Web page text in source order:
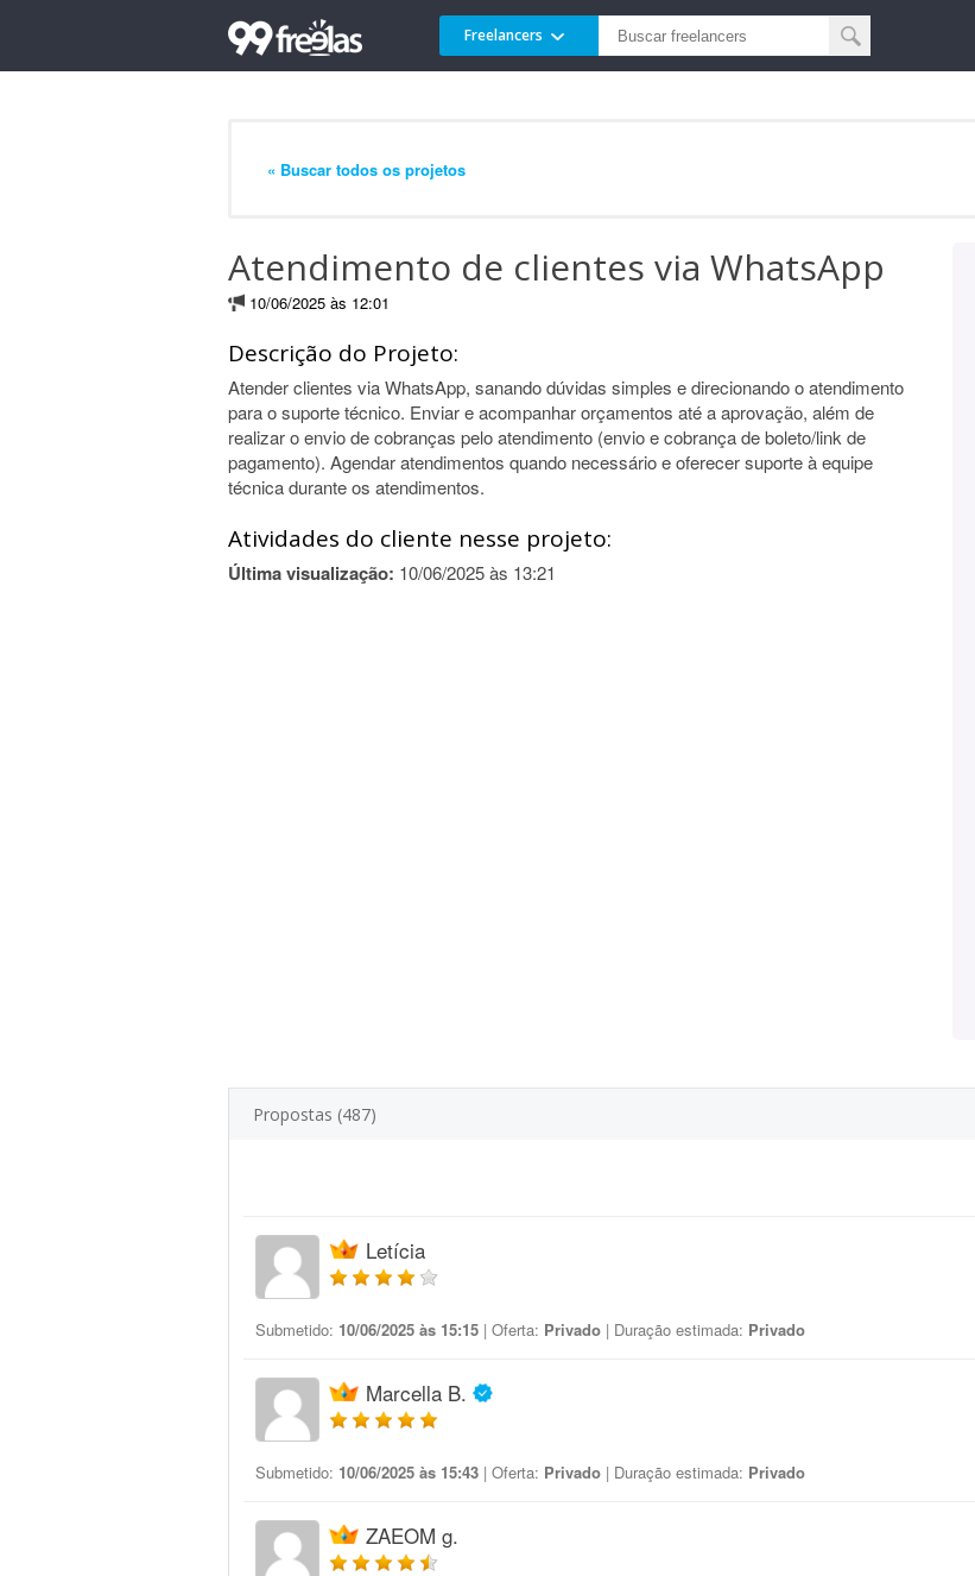
Freelancers
« Buscar todos os projetos
Atendimento de clientes via WhatsApp
10/06/2025 às 12:01
Descrição do Projeto:
Atender clientes via WhatsApp, sanando dúvidas simples e direcionando o atendimento
para o suporte técnico. Enviar e acompanhar orçamentos até a aprovação, além de
realizar o envio de cobranças pelo atendimento (envio e cobrança de boleto/link de
pagamento). Agendar atendimentos quando necessário e oferecer suporte à equipe
técnica durante os atendimentos.
Atividades do cliente nesse projeto:
Última visualização: 10/06/2025 às 13:21
Propostas (487)
Letícia
Submetido: 10/06/2025 às 15:15 | Oferta: Privado | Duração estimada: Privado
Marcella B.
Submetido: 10/06/2025 às 15:43 | Oferta: Privado | Duração estimada: Privado
ZAEOM g.